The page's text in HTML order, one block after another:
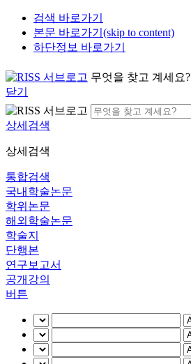
검색 바로가기
본문 바로가기(skip to content)
하단정보 바로가기
무엇을 찾고 계세요?
닫기
상세검색
상세검색
통합검색
국내학술논문
학위논문
해외학술논문
학술지
단행본
연구보고서
공개강의
버튼